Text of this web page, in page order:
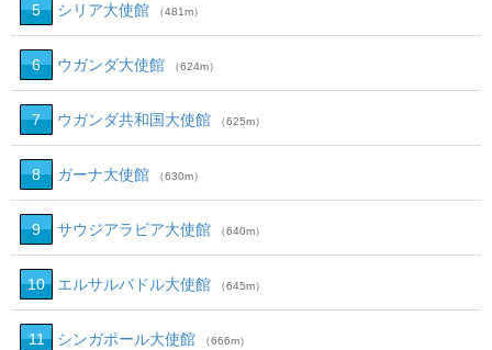
5 シリア大使館 （481m）
6 ウガンダ大使館 （624m）
7 ウガンダ共和国大使館 （625m）
8 ガーナ大使館 （630m）
9 サウジアラビア大使館 （640m）
10 エルサルバドル大使館 （645m）
11 シンガポール大使館 （666m）